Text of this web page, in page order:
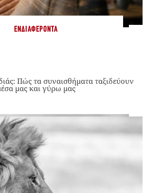
ΕΝΔΙΑΦΈΡΟΝΤΑ
Πώς τα συναισθήματα ταξιδεύουν
μας και γύρω μας